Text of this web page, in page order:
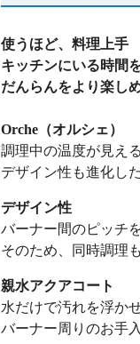
使うほど、料理上手
キッチンにいる時間
だんらんをより楽し
Orche（オルシェ）
調理中の温度が見え
デザイン性も進化し
デザイン性
バーナー間のピッチ
そのため、同時調理
親水アクアコート
水だけで汚れを浮か
バーナー周りのお手